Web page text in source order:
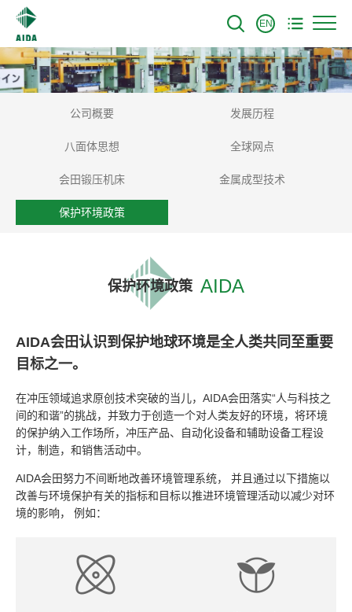
EN
公司概要 发展历程
八面体思想 全球网点
会田锻压机床 金属成型技术
保护环境政策
保护环境政策 AIDA
AIDA会田认识到保护地球环境是全人类共同至重要
目标之一。
在冲压领域追求原创技术突破的当儿，AIDA会田落实“人与科技之
间的和谐”的挑战，并致力于创造一个对人类友好的环境，将环境
的保护纳入工作场所，冲压产品、自动化设备和辅助设备工程设
计，制造，和销售活动中。
AIDA会田努力不间断地改善环境管理系统， 并且通过以下措施以
改善与环境保护有关的指标和目标以推进环境管理活动以减少对环
境的影响， 例如：